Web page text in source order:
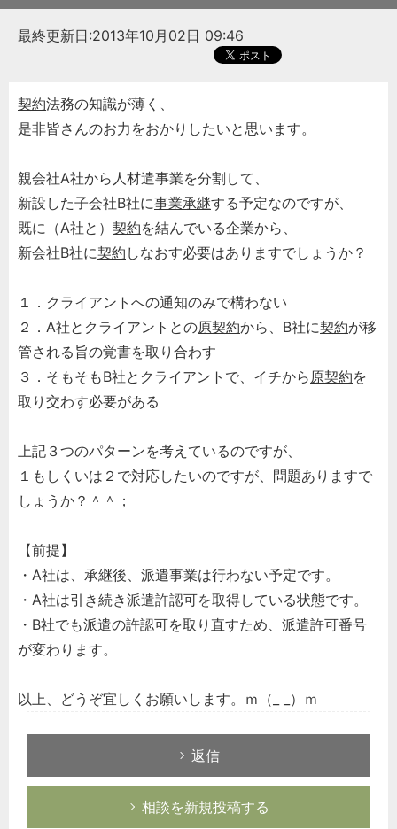
最終更新日:2013年10月02日 09:46
契約法務の知識が薄く、
是非皆さんのお力をおかりしたいと思います。
親会社A社から人材遣事業を分割して、
新設した子会社B社に事業承継する予定なのですが、
既に（A社と） 契約を結んでいる企業から、
新会社B社に契約 しなおす必要はありますでしょうか？
１．クライアントへの通知のみで構わない
２．A社とクライアントとの原契約から、B社に契約が移
管される旨の覚書を取り合わす
３．そもそもB社とクライアントで、イチから原契約を
取り交わす必要がある
上記３つのパターンを考えているのですが、
１もしくいは２で対応したいのですが、問題ありますで
しょうか？＾＾；
【前提】
・A社は、承継後、派遣事業は行わない予定です。
・A社は引き続き派遣許認可を取得している状態です。
・B社でも派遣の許認可を取り直すため、派遣許可番号
が変わります。
以上、どうぞ宜しくお願いします。ｍ（_ _）ｍ
返信
相談を新規投稿する